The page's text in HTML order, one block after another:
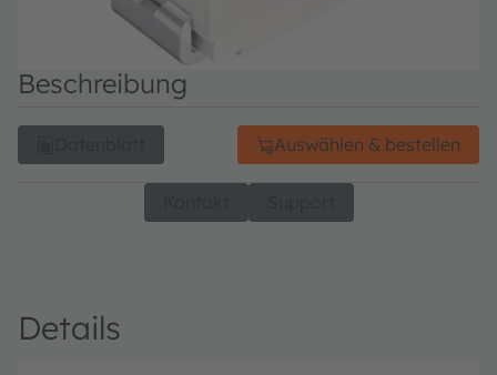
Beschreibung
Auswählen & bestellen
Details